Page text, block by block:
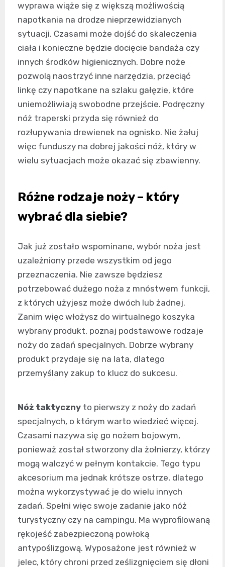
wyprawa wiąże się z większą możliwością
napotkania na drodze nieprzewidzianych
sytuacji. Czasami może dojść do skaleczenia
ciała i konieczne będzie docięcie bandaża czy
innych środków higienicznych. Dobre noże
pozwolą naostrzyć inne narzędzia, przeciąć
linkę czy napotkane na szlaku gałęzie, które
uniemożliwiają swobodne przejście. Podręczny
nóż traperski przyda się również do
rozłupywania drewienek na ognisko. Nie żałuj
więc funduszy na dobrej jakości nóż, który w
wielu sytuacjach może okazać się zbawienny.
Różne rodzaje noży – który
wybrać dla siebie?
Jak już zostało wspominane, wybór noża jest
uzależniony przede wszystkim od jego
przeznaczenia. Nie zawsze będziesz
potrzebować dużego noża z mnóstwem funkcji,
z których użyjesz może dwóch lub żadnej.
Zanim więc włożysz do wirtualnego koszyka
wybrany produkt, poznaj podstawowe rodzaje
noży do zadań specjalnych. Dobrze wybrany
produkt przydaje się na lata, dlatego
przemyślany zakup to klucz do sukcesu.
Nóż taktyczny to pierwszy z noży do zadań
specjalnych, o którym warto wiedzieć więcej.
Czasami nazywa się go nożem bojowym,
ponieważ został stworzony dla żołnierzy, którzy
mogą walczyć w pełnym kontakcie. Tego typu
akcesorium ma jednak krótsze ostrze, dlatego
można wykorzystywać je do wielu innych
zadań. Spełni więc swoje zadanie jako nóż
turystyczny czy na campingu. Ma wyprofilowaną
rękojeść zabezpieczoną powłoką
antypoślizgową. Wyposażone jest również w
jelec, który chroni przed ześlizgnięciem się dłoni